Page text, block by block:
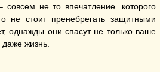
совсем не то впечатление. которого
не стоит пренебрегать защитными
однажды они спасут не только ваше
жизнь.